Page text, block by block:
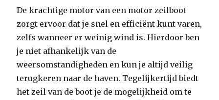
De krachtige motor van een motor zeilboot
zorgt ervoor dat je snel en efficiënt kunt varen,
zelfs wanneer er weinig wind is. Hierdoor ben
je niet afhankelijk van de
weersomstandigheden en kun je altijd veilig
terugkeren naar de haven. Tegelijkertijd biedt
het zeil van de boot je de mogelijkheid om te